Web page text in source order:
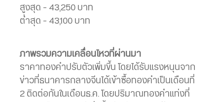
สูงสุด – 43,250 บาท
ต่ำสุด – 43,100 บาท
ภาพรวมความเคลื่อนไหวที่ผ่านมา
ราคาทองคำปรับตัวเพิ่มขึ้น โดยได้รับแรงหนุนจาก
ข่าวที่ธนาคารกลางจีนได้เข้าซื้อทองคำเป็นเดือนที่
2 ติดต่อกันในเดือนธ.ค. โดยปริมาณทองคำแท่งที่